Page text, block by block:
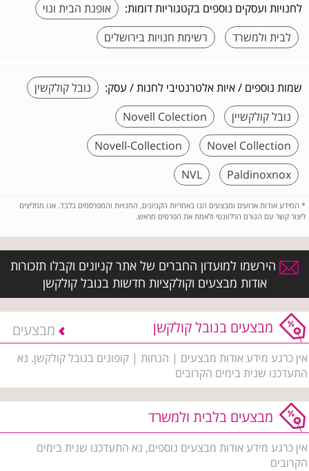
לחנויות ועסקים נוספים בקטגוריות דומות:
אופנת הבית ונוי
לבית ולמשרד
רשימת חנויות בירושלים
שמות נוספים / איות אלטרנטיבי לחנות / עסק:
נובל קולקשין
נובל קולקשיין
Novell Colection
Novel Collection
Novell-Collection
Paldinoxnox
NVL
* המידע אודות ארועים ומבצעים הנו באחריות הקניונים, החנויות והמפרסמים בלבד. אנו ממליצים
ליצור קשר עם הגורם הרלוונטי ולאמת את הפרטים מראש.
הירשמו למועדון החברים של אתר קניונים וקבלו תזכורות
אודות מבצעים וקולקציות חדשות בנובל קולקשן
מבצעים בנובל קולקשן מבצעים
אין כרגע מידע אודות מבצעים | הנחות | קופונים בנובל קולקשן. נא
התעדכנו שנית בימים הקרובים
מבצעים בלבית ולמשרד
אין כרגע מידע אודות מבצעים נוספים, נא התעדכנו שנית בימים
הקרובים